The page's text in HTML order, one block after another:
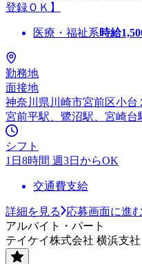
登録ＯＫ】
医療・福祉系時給
勤務地
面接地
神奈川県川崎市宮前区小台
宮前平駅、鷺沼駅、宮崎台
シフト
1日8時間 週3日からOK
交通費支給
詳細を見る
応募画面に進む
アルバイト・パート
テイケイ株式会社 横浜支